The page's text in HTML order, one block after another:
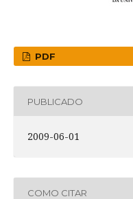
PDF
PUBLICADO
2009-06-01
COMO CITAR